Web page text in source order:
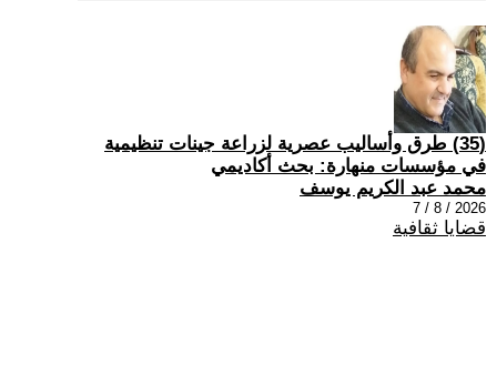
(35) طرق وأساليب عصرية لزراعة جينات تنظيمية
في مؤسسات منهارة: بحث أكاديمي
محمد عبد الكريم يوسف
2026 / 8 / 7
قضايا ثقافية